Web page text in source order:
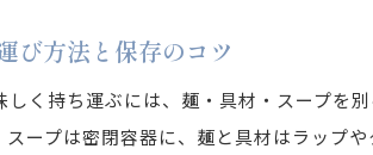
沖縄そ
び方法と保存のコツ
しく持ち運ぶには、麺・具材・スープを
ープは密閉容器に、麺と具材はラップ